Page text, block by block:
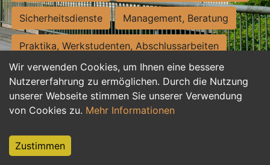
Wir verwenden Cookies, um Ihnen eine bessere
Nutzererfahrung zu ermöglichen. Durch die Nutzung
unserer Webseite stimmen Sie unserer Verwendung
von Cookies zu. Mehr Informationen
Zustimmen
Sicherheitsdienste Management, Beratung
Praktika, Werkstudenten, Abschlussarbeiten
Personalwesen Assistenz, Sekretariat
Hilfskräfte, Aushilfs- und Nebenjobs
Weiterbildung, Studium, duale Ausbildung